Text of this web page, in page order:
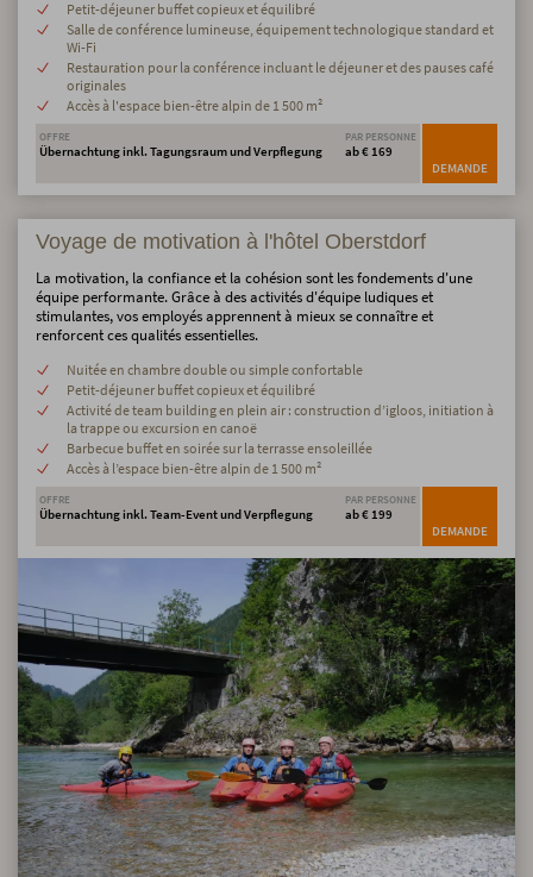
Petit-déjeuner buffet copieux et équilibré
Salle de conférence lumineuse, équipement technologique standard et
Wi-Fi
Restauration pour la conférence incluant le déjeuner et des pauses café
originales
Accès à l'espace bien-être alpin de 1 500 m²
OFFRE
Übernachtung inkl. Tagungsraum und Verpflegung
PAR PERSONNE
ab € 169
DEMANDE
Voyage de motivation à l'hôtel Oberstdorf
La motivation, la confiance et la cohésion sont les fondements d'une
équipe performante. Grâce à des activités d'équipe ludiques et
stimulantes, vos employés apprennent à mieux se connaître et
renforcent ces qualités essentielles.
Nuitée en chambre double ou simple confortable
Petit-déjeuner buffet copieux et équilibré
Activité de team building en plein air : construction d’igloos, initiation à
la trappe ou excursion en canoë
Barbecue buffet en soirée sur la terrasse ensoleillée
Accès à l’espace bien-être alpin de 1 500 m²
OFFRE
Übernachtung inkl. Team-Event und Verpflegung
PAR PERSONNE
ab € 199
DEMANDE